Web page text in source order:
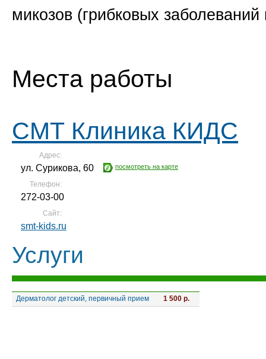
микозов (грибковых заболеваний
Места работы
СМТ Клиника КИДС
Адрес:
ул. Сурикова, 60 посмотреть на карте
Телефон:
272-03-00
Сайт:
smt-kids.ru
Услуги
Дерматолог детский, первичный прием 1 500 р.